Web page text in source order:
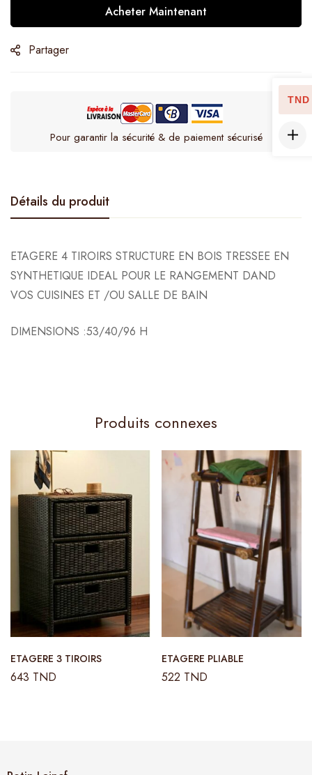
Acheter Maintenant
Partager
Pour garantir la sécurité & de paiement sécurisé
Détails du produit
ETAGERE 4 TIROIRS STRUCTURE EN BOIS TRESSEE EN
SYNTHETIQUE IDEAL POUR LE RANGEMENT DAND
VOS CUISINES ET /OU SALLE DE BAIN
DIMENSIONS :53/40/96 H
Produits connexes
ETAGERE 3 TIROIRS
643 TND
ETAGERE PLIABLE
522 TND
TND